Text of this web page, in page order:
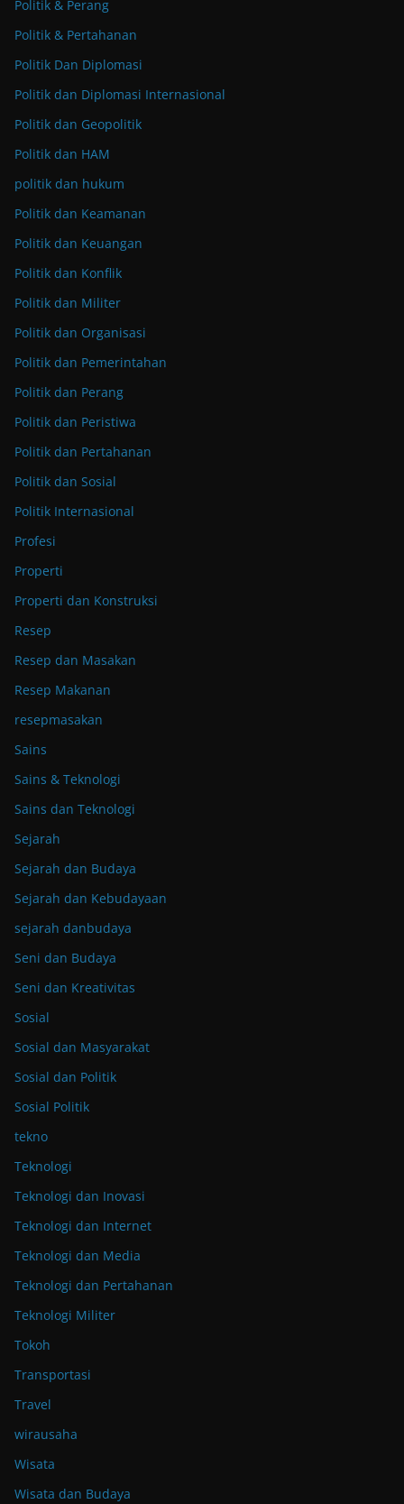
Politik & Perang
Politik & Pertahanan
Politik Dan Diplomasi
Politik dan Diplomasi Internasional
Politik dan Geopolitik
Politik dan HAM
politik dan hukum
Politik dan Keamanan
Politik dan Keuangan
Politik dan Konflik
Politik dan Militer
Politik dan Organisasi
Politik dan Pemerintahan
Politik dan Perang
Politik dan Peristiwa
Politik dan Pertahanan
Politik dan Sosial
Politik Internasional
Profesi
Properti
Properti dan Konstruksi
Resep
Resep dan Masakan
Resep Makanan
resepmasakan
Sains
Sains & Teknologi
Sains dan Teknologi
Sejarah
Sejarah dan Budaya
Sejarah dan Kebudayaan
sejarah danbudaya
Seni dan Budaya
Seni dan Kreativitas
Sosial
Sosial dan Masyarakat
Sosial dan Politik
Sosial Politik
tekno
Teknologi
Teknologi dan Inovasi
Teknologi dan Internet
Teknologi dan Media
Teknologi dan Pertahanan
Teknologi Militer
Tokoh
Transportasi
Travel
wirausaha
Wisata
Wisata dan Budaya